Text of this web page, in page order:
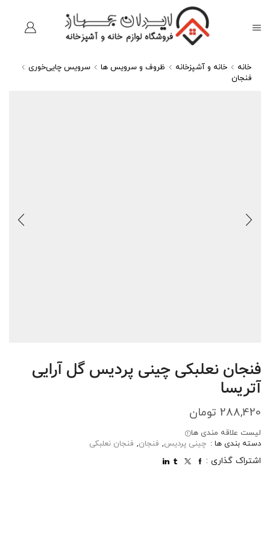
خانه خانه و آشپزخانه ظروف و سرویس ها
سرویس چایی‌خوری
فنجان
فنجان نعلبکی چینی پردیس گل آرایی
آتریسا
288,420 تومان
لیست علاقه مندی ها
دسته بندی ها : چینی پردیس, فنجان, فنجان نعلبکی
اشتراک گذاری :